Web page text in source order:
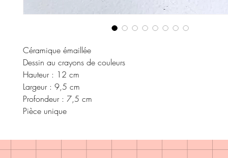
Céramique émaillée
Dessin au crayons de couleurs
Hauteur : 12 cm
Largeur : 9,5 cm
Profondeur : 7,5 cm
Pièce unique